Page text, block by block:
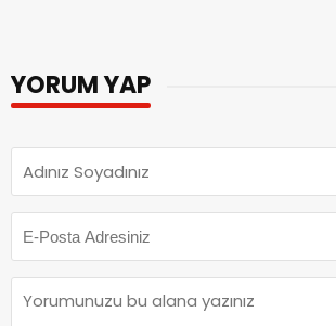
YORUM YAP